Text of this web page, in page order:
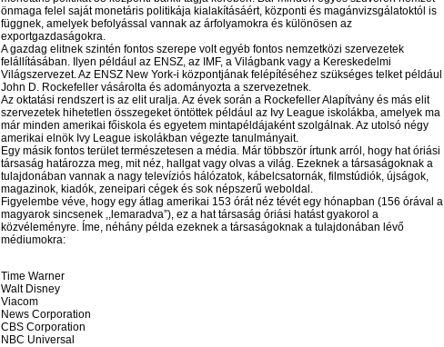
önmaga felel saját monetáris politikája kialakításáért, központi és magánvizsgálatoktól is
függnek, amelyek befolyással vannak az árfolyamokra és különösen az
exportgazdaságokra.
A gazdag elitnek szintén fontos szerepe volt egyéb fontos nemzetközi szervezetek
felállításában. Ilyen például az ENSZ, az IMF, a Világbank vagy a Kereskedelmi
Világszervezet. Az ENSZ New York-i központjának felépítéséhez szükséges telket például
John D. Rockefeller vásárolta és adományozta a szervezetnek.
Az oktatási rendszert is az elit uralja. Az évek során a Rockefeller Alapítvány és más elit
szervezetek hihetetlen összegeket öntöttek például az Ivy League iskolákba, amelyek ma
már minden amerikai főiskola és egyetem mintapéldájaként szolgálnak. Az utolsó négy
amerikai elnök Ivy League iskolákban végezte tanulmányait.
Egy másik fontos terület természetesen a média. Már többször írtunk arról, hogy hat óriási
társaság határozza meg, mit néz, hallgat vagy olvas a világ. Ezeknek a társaságoknak a
tulajdonában vannak a nagy televíziós hálózatok, kábelcsatornák, filmstúdiók, újságok,
magazinok, kiadók, zeneipari cégek és sok népszerű weboldal.
Figyelembe véve, hogy egy átlag amerikai 153 órát néz tévét egy hónapban (156 órával a
magyarok sincsenek ,,lemaradva”), ez a hat társaság óriási hatást gyakorol a
közvéleményre. Íme, néhány példa ezeknek a társaságoknak a tulajdonában lévő
médiumokra:
Time Warner
Walt Disney
Viacom
News Corporation
CBS Corporation
NBC Universal